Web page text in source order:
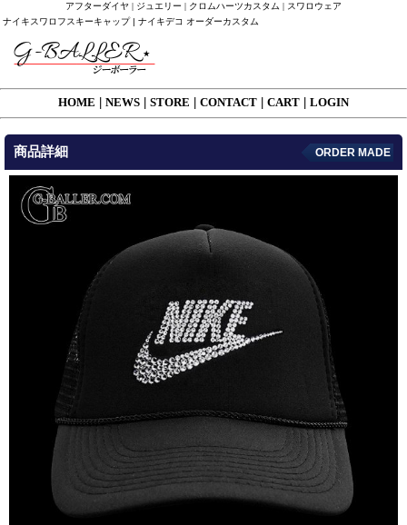
アフターダイヤ | ジュエリー | クロムハーツカスタム | スワロウェア
ナイキスワロフスキーキャップ | ナイキデコ オーダーカスタム
HOME NEWS STORE CONTACT CART LOGIN
商品詳細 ORDER MADE